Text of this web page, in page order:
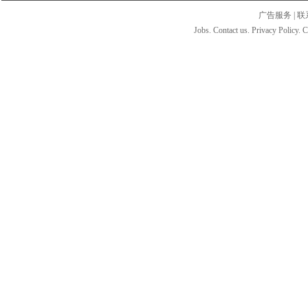
广告服务
联
Jobs. Contact us. Privacy Policy.